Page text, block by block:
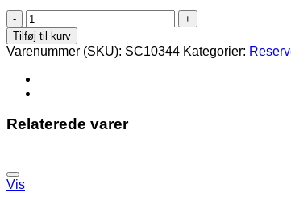
Parallel
Module
(LPT1)
antal
Tilføj til kurv
Varenummer (SKU): SC10344 Kategorier:
Relaterede varer
Vis